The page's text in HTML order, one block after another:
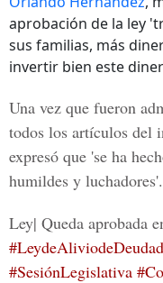
aprobación de la ley
sus familias, más
invertir bien este
Una vez que fueron
todos los artículos del
expresó que 'se ha
humildes y luchadores'.
Ley| Queda aprobada
#SesiónLegislativa